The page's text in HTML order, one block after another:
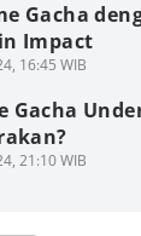
Gacha
Impact
16:45 WIB
Gacha
21:10 WIB